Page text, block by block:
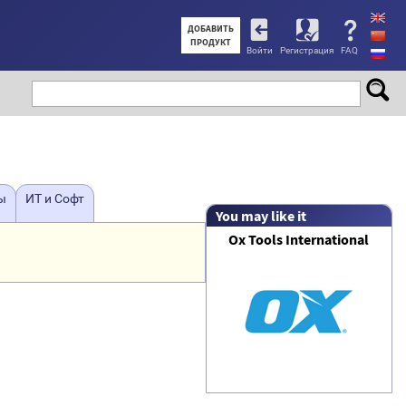
ДОБАВИТЬ
ПРОДУКТ
User
account
menu
Войти Регистрация FAQ
ИТ и Софт
You may like it
Ox Tools International